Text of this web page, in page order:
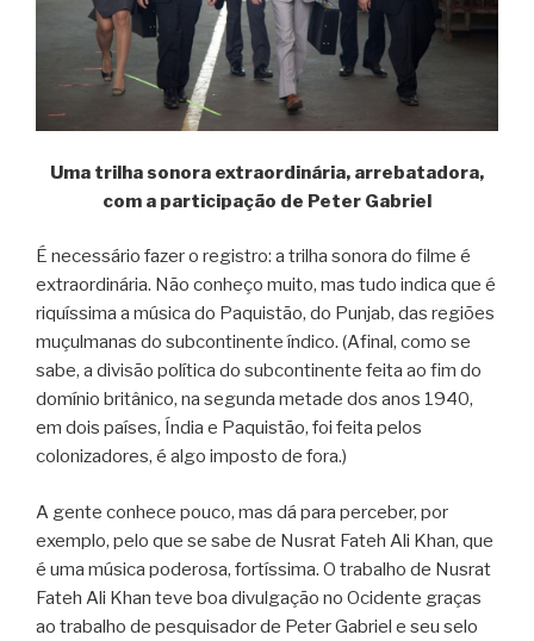
Uma trilha sonora extraordinária, arrebatadora,
com a participação de Peter Gabriel
É necessário fazer o registro: a trilha sonora do filme é
extraordinária. Não conheço muito, mas tudo indica que é
riquíssima a música do Paquistão, do Punjab, das regiões
muçulmanas do subcontinente índico. (Afinal, como se
sabe, a divisão política do subcontinente feita ao fim do
domínio britânico, na segunda metade dos anos 1940,
em dois países, Índia e Paquistão, foi feita pelos
colonizadores, é algo imposto de fora.)
A gente conhece pouco, mas dá para perceber, por
exemplo, pelo que se sabe de Nusrat Fateh Ali Khan, que
é uma música poderosa, fortíssima. O trabalho de Nusrat
Fateh Ali Khan teve boa divulgação no Ocidente graças
ao trabalho de pesquisador de Peter Gabriel e seu selo